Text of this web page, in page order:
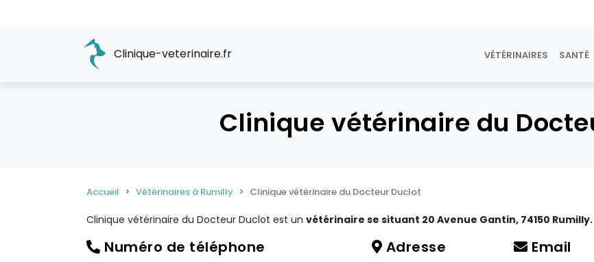
Clinique-veterinaire.fr VÉTÉRINAIRES SANTÉ
Clinique vétérinaire du
Accueil Vétérinaires à Rumilly Clinique vétérinaire du Docteur Duclot
Clinique vétérinaire du Docteur Duclot est un vétérinaire se situant 20 Avenue Gantin, 74150 Rumilly.
Numéro de téléphone Adresse Email